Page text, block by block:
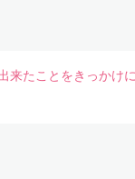
来たことをきっかけ